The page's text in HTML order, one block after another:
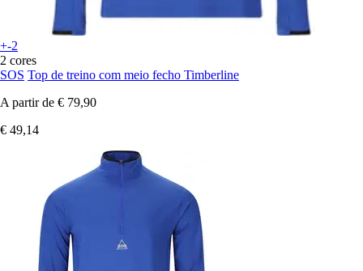
+-2
2 cores
SOS Top de treino com meio fecho Timberline
A partir de € 79,90
€ 49,14